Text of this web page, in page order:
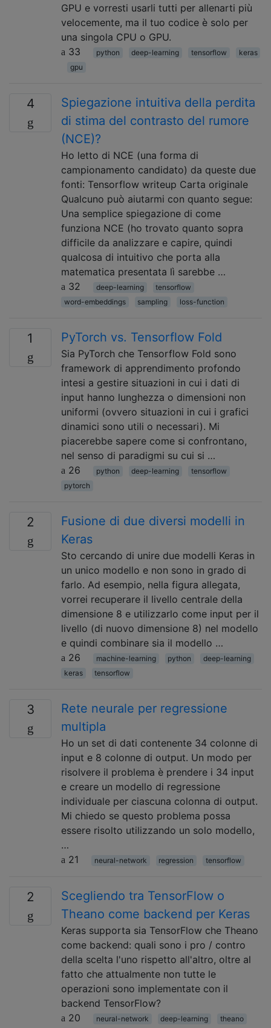
GPU e vorresti usarli tutti per allenarti più
velocemente, ma il tuo codice è solo per
una singola CPU o GPU.
33
python deep-learning tensorflow
keras
gpu
4
Spiegazione intuitiva della perdita
di stima del contrasto del rumore
(NCE)?
Ho letto di NCE (una forma di
campionamento candidato) da queste due
fonti: Tensorflow writeup Carta originale
Qualcuno può aiutarmi con quanto segue:
Una semplice spiegazione di come
funziona NCE (ho trovato quanto sopra
difficile da analizzare e capire, quindi
qualcosa di intuitivo che porta alla
matematica presentata lì sarebbe …
32
deep-learning
tensorflow
word-embeddings
sampling loss-function
1 PyTorch vs. Tensorflow Fold
Sia PyTorch che Tensorflow Fold sono
framework di apprendimento profondo
intesi a gestire situazioni in cui i dati di
input hanno lunghezza o dimensioni non
uniformi (ovvero situazioni in cui i grafici
dinamici sono utili o necessari). Mi
piacerebbe sapere come si confrontano,
nel senso di paradigmi su cui si …
26
python deep-learning
tensorflow
pytorch
2
Fusione di due diversi modelli in
Keras
Sto cercando di unire due modelli Keras in
un unico modello e non sono in grado di
farlo. Ad esempio, nella figura allegata,
vorrei recuperare il livello centrale della
dimensione 8 e utilizzarlo come input per il
livello (di nuovo dimensione 8) nel modello
e quindi combinare sia il modello …
26
machine-learning python
deep-learning
keras
tensorflow
3
Rete neurale per regressione
multipla
Ho un set di dati contenente 34 colonne di
input e 8 colonne di output. Un modo per
risolvere il problema è prendere i 34 input
e creare un modello di regressione
individuale per ciascuna colonna di output.
Mi chiedo se questo problema possa
essere risolto utilizzando un solo modello,
…
21
neural-network regression tensorflow
2
Scegliendo tra TensorFlow o
Theano come backend per Keras
Keras supporta sia TensorFlow che Theano
come backend: quali sono i pro / contro
della scelta l'uno rispetto all'altro, oltre al
fatto che attualmente non tutte le
operazioni sono implementate con il
backend TensorFlow?
20
neural-network deep-learning
theano